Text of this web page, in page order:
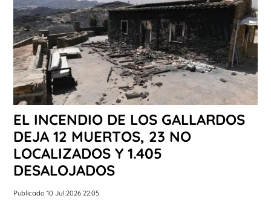
EL INCENDIO DE LOS GALLARDOS
DEJA 12 MUERTOS, 23 NO
LOCALIZADOS Y 1.405
DESALOJADOS
Publicado 10 Jul 2026 22:05